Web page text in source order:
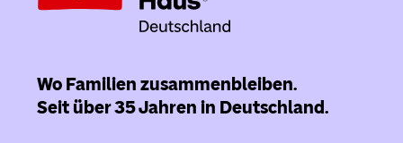
Wo Familien zusammenbleiben.
Seit über 35 Jahren in Deutschland.